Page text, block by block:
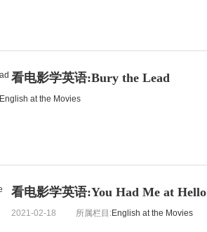
看电影学英语:Bury the Lead
English at the Movies
看电影学英语:You Had Me at Hello
2021-02-18 所属栏目:English at the Movies